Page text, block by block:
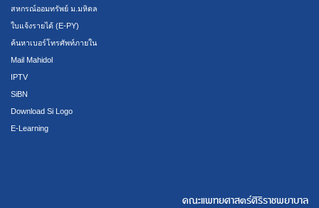
สหกรณ์ออมทรัพย์ ม.มหิดล
ใบแจ้งรายได้ (E-PY)
ค้นหาเบอร์โทรศัพท์ภายใน
Mail Mahidol
IPTV
SiBN
Download Si Logo
E-Learning
คณะแพทยศาสตร์ศิริราชพยาบาล